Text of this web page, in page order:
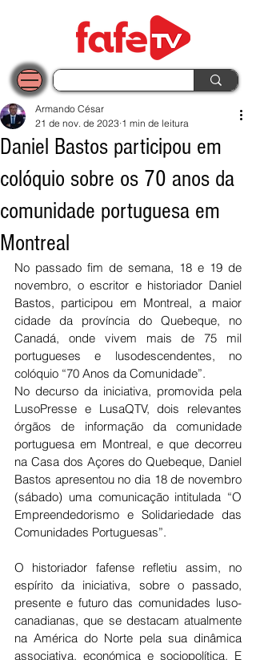
Daniel Bastos participou em
colóquio sobre os 70 anos da
comunidade portuguesa em
Montreal
Armando César
21 de nov. de 2023 1 min de leitura
No passado fim de semana, 18 e 19 de
novembro, o escritor e historiador Daniel
Bastos, participou em Montreal, a maior
cidade da província do Quebeque, no
Canadá, onde vivem mais de 75 mil
portugueses e lusodescendentes, no
colóquio “70 Anos da Comunidade”.
No decurso da iniciativa, promovida pela
LusoPresse e LusaQTV, dois relevantes
órgãos de informação da comunidade
portuguesa em Montreal, e que decorreu
na Casa dos Açores do Quebeque, Daniel
Bastos apresentou no dia 18 de novembro
(sábado) uma comunicação intitulada “O
Empreendedorismo e Solidariedade das
Comunidades Portuguesas”.
O historiador fafense refletiu assim, no
espírito da iniciativa, sobre o passado,
presente e futuro das comunidades luso-
canadianas, que se destacam atualmente
na América do Norte pela sua dinâmica
associativa, económica e sociopolítica. E